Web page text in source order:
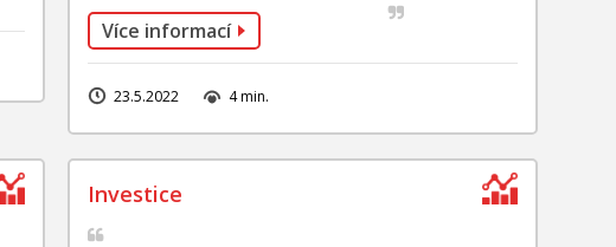
Více informací
23.5.2022 4 min.